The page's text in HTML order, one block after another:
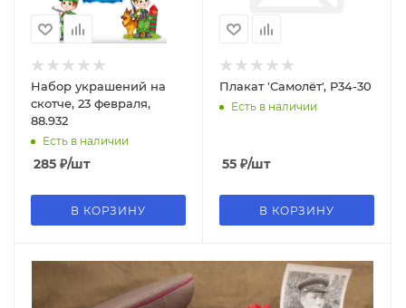
Набор украшений на
скотче, 23 февраля,
88.932
Есть в наличии
285 ₽/шт
В КОРЗИНУ
Плакат 'Самолёт', P34-30
Есть в наличии
55 ₽/шт
В КОРЗИНУ